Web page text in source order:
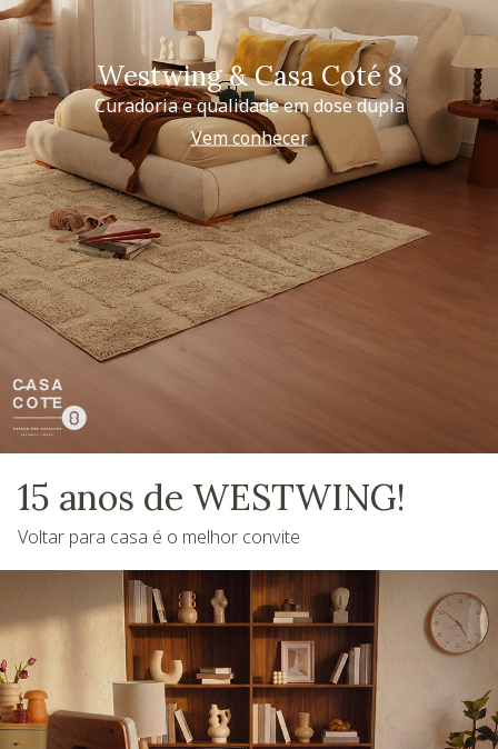
Westwing & Casa Coté 8
Curadoria e qualidade em dose dupla
Vem conhecer
15 anos de WESTWING!
Voltar para casa é o melhor convite